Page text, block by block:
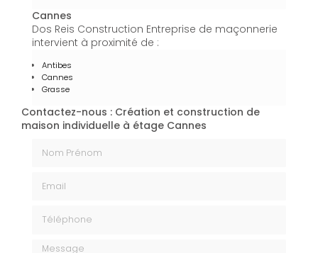
Cannes
Dos Reis Construction Entreprise de maçonnerie
intervient à proximité de :
Antibes
Cannes
Grasse
Contactez-nous : Création et construction de
maison individuelle à étage Cannes
Message